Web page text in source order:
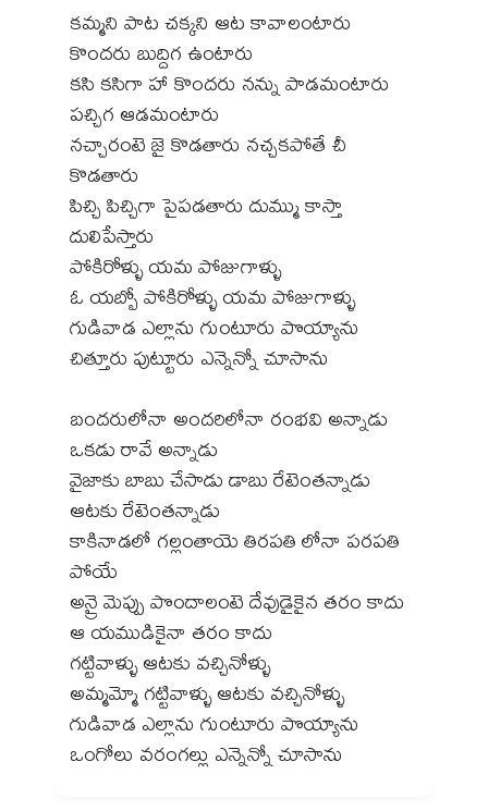
కమ్మని పాట చక్కని ఆట కావాలంటారు
కొందరు బుద్దిగ ఉంటారు
కసి కసిగా హా కొందరు నన్ను పాడమంటారు
పచ్చిగ ఆడమంటారు
నచ్చారంటె జై కొడతారు నచ్చకపోతే చీ
కొడతారు
పిచ్చి పిచ్చిగా పైపడతారు దుమ్ము కాస్తా
దులిపేస్తారు
పోకిరోళ్ళు యమ పోజుగాళ్ళు
ఓ యబ్బో పోకిరోళ్ళు యమ పోజుగాళ్ళు
గుడివాడ ఎల్లాను గుంటూరు పొయ్యాను
చిత్తూరు పుట్టూరు ఎన్నెన్నో చూసాను
బందరులోనా అందరిలోనా రంభవి అన్నాడు
ఒకడు రావే అన్నాడు
వైజాకు బాబు చేసాడు డాబు రేటెంతన్నాడు
ఆటకు రేటెంతన్నాడు
కాకినాడలో గల్లంతాయె తిరపతి లోనా పరపతి
పోయే
అన్రై మెప్పు పొందాలంటె దేవుడైకైన తరం కాదు
ఆ యముడికైనా తరం కాదు
గట్టివాళ్ళు ఆటకు వచ్చినోళ్ళు
అమ్మమ్మో గట్టివాళ్ళు ఆటకు వచ్చినోళ్ళు
గుడివాడ ఎల్లాను గుంటూరు పొయ్యాను